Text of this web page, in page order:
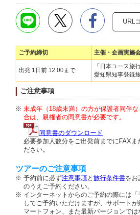
URL
ご予約締切 主催・企画実施
出発 1日前 12:00まで
「日本ユース旅
愛知県知事登録
ご注意事項
未成年（18歳未満）の方が保護者同伴
合は、親権者の同意書が必要です。
同意書のダウンロード
必要参加人数分をご出発前までにFAXま
ださい。
ツアーのご注意事項
予約前に必ず注意事項と旅行条件書をお
のうえご予約ください。
インターネットからのご予約の際には
してご予約いただけますが、サポート
マートフォン、また最新バージョンで